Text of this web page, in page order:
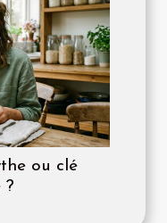
ou clé
?